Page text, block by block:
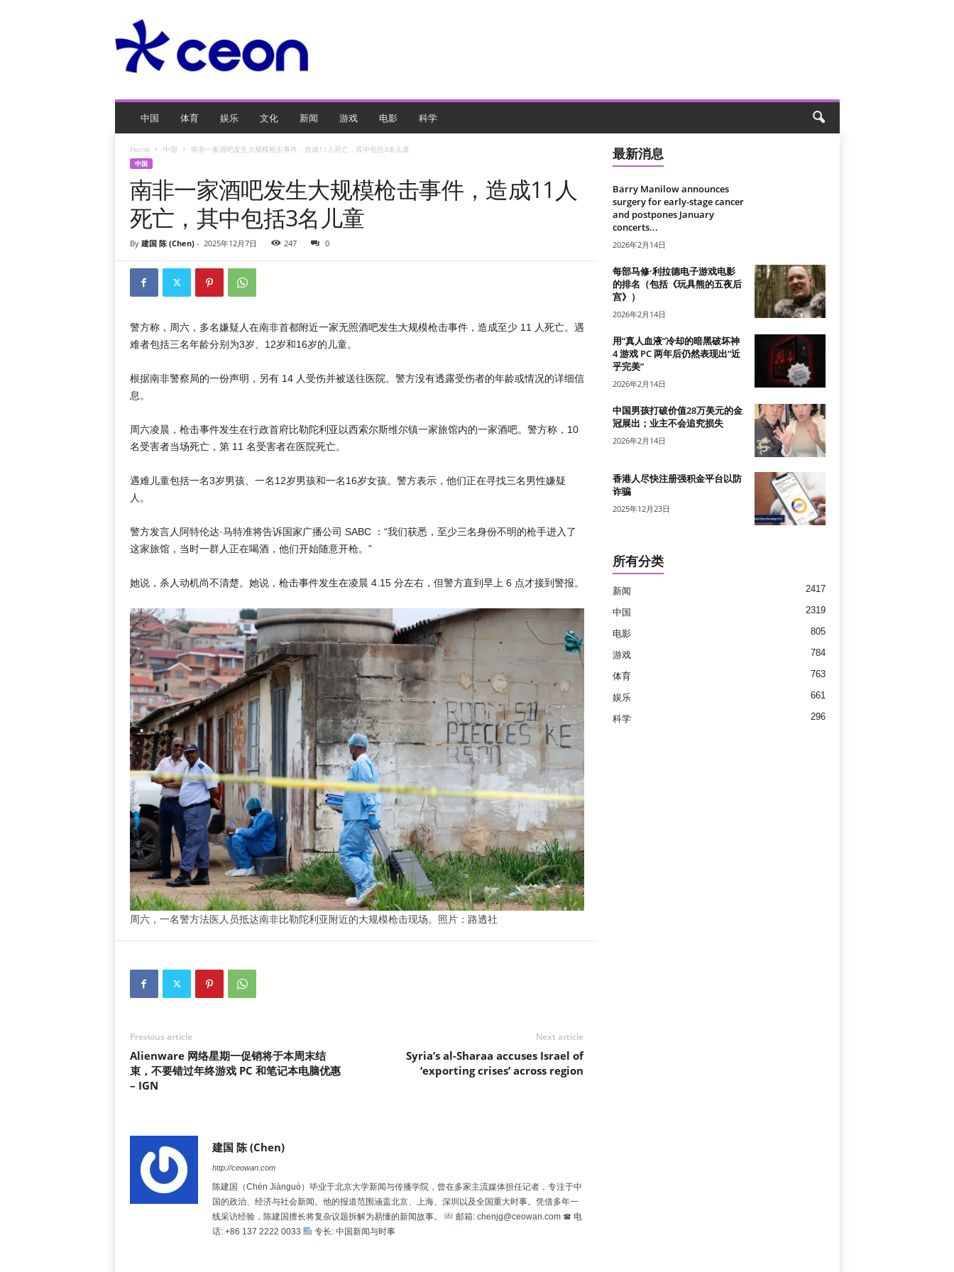
O
游
中国 体育 娱乐 文化 新闻 游戏 电影 科学
Home 中国 南非一家酒吧发生大规模枪击事件，造成11人死亡，其中包括3名儿童
中国
南非一家酒吧发生大规模枪击事件，造成11人
死亡，其中包括3名儿童
By 建国 陈 (Chen)- 2025年12月7日 247 0
警方称，周六，多名嫌疑人在南非首都附近一家无照酒吧发生大规模枪击事件，造成至少 11 人死亡。遇
难者包括三名年龄分别为3岁、12岁和16岁的儿童。
根据南非警察局的一份声明，另有 14 人受伤并被送往医院。警方没有透露受伤者的年龄或情况的详细信
息。
周六凌晨，枪击事件发生在行政首府比勒陀利亚以西索尔斯维尔镇一家旅馆内的一家酒吧。警方称，10
名受害者当场死亡，第 11 名受害者在医院死亡。
遇难儿童包括一名3岁男孩、一名12岁男孩和一名16岁女孩。警方表示，他们正在寻找三名男性嫌疑
人。
警方发言人阿特伦达·马特准将告诉国家广播公司 SABC ：“我们获悉，至少三名身份不明的枪手进入了
这家旅馆，当时一群人正在喝酒，他们开始随意开枪。”
她说，杀人动机尚不清楚。她说，枪击事件发生在凌晨 4.15 分左右，但警方直到早上 6 点才接到警报。
周六，一名警方法医人员抵达南非比勒陀利亚附近的大规模枪击现场。照片：路透社
Previous article
Alienware 网络星期一促销将于本周末结
束，不要错过年终游戏 PC 和笔记本电脑优惠
– IGN
Next article
Syria’s al-Sharaa accuses Israel of
‘exporting crises’ across region
建国 陈 (Chen)
http://ceowan.com
陈建国（Chén Jiànguó）毕业于北京大学新闻与传播学院，曾在多家主流媒体担任记者，专注于中
国的政治、经济与社会新闻。他的报道范围涵盖北京、上海、深圳以及全国重大时事。凭借多年一
线采访经验，陈建国擅长将复杂议题拆解为易懂的新闻故事。
邮箱: chenjg@ceowan.com ☎ 电
话: +86 137 2222 0033
专长: 中国新闻与时事
最新消息
Barry Manilow announces
surgery for early-stage cancer
and postpones January
concerts...
2026年2月14日
每部马修·利拉德电子游戏电影
的排名（包括《玩具熊的五夜后
宫》）
2026年2月14日
用“真人血液”冷却的暗黑破坏神
4 游戏 PC 两年后仍然表现出“近
乎完美”
2026年2月14日
中国男孩打破价值28万美元的金
冠展出；业主不会追究损失
2026年2月14日
香港人尽快注册强积金平台以防
诈骗
2025年12月23日
所有分类
新闻 2417
中国 2319
电影 805
游戏 784
体育 763
娱乐 661
科学 296